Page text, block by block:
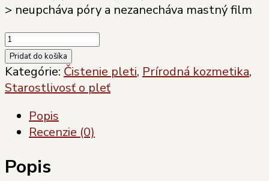
> neupcháva póry a nezanecháva mastný film
množstvo
Remove
me!
hydrofilný
olej
na
typy
Pridať do košíka
Kategórie: Čistenie pleti, Prírodná kozmetika,
Starostlivosť o pleť
Popis
Recenzie (0)
Popis